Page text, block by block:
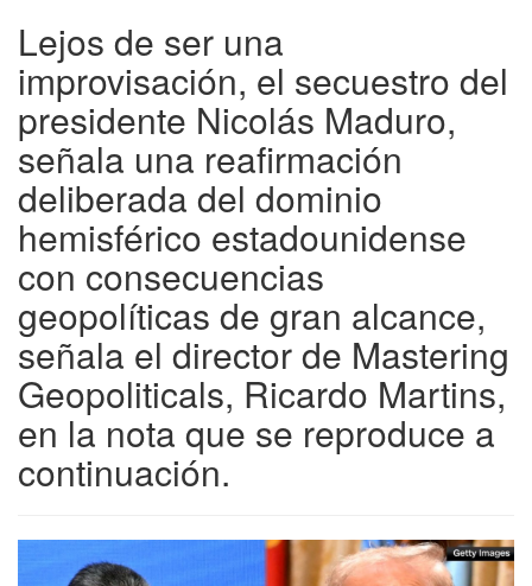
Lejos de ser una
improvisación, el secuestro del
presidente Nicolás Maduro,
señala una reafirmación
deliberada del dominio
hemisférico estadounidense
con consecuencias
geopolíticas de gran alcance,
señala el director de Mastering
Geopoliticals, Ricardo Martins,
en la nota que se reproduce a
continuación.